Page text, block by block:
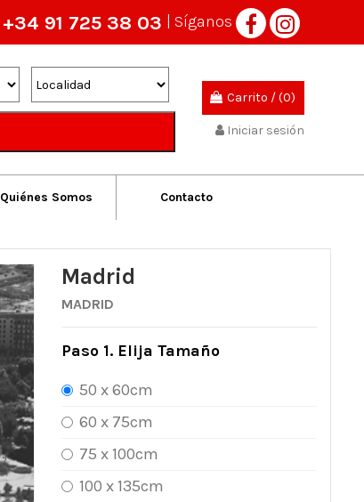
+34 91 725 38 03 | Síganos
Carrito /(0)
Iniciar sesión
Quiénes Somos Contacto
Madrid
MADRID
Paso 1. Elija Tamaño
50 x 60cm
60 x 75cm
75 x 100cm
100 x 135cm